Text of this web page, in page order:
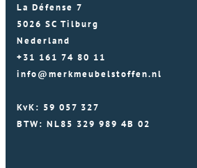
La Défense 7
5026 SC Tilburg
Nederland
+31 161 74 80 11
info@merkmeubelstoffen.nl
KvK: 59 057 327
BTW: NL85 329 989 4B 02